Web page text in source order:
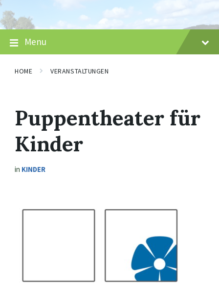
Skip
to
content
Skip
to
main
navigation
Skip
to
footer
Menu
HOME VERANSTALTUNGEN
Puppentheater für
Kinder
in KINDER